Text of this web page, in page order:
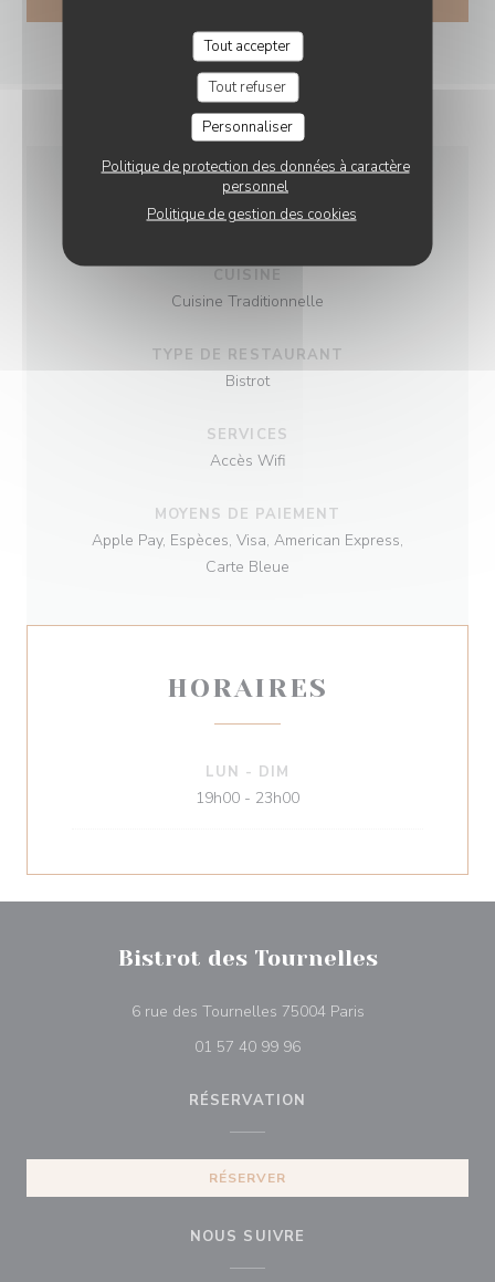
Tout accepter
Tout refuser
Personnaliser
Politique de protection des données à caractère
personnel
Politique de gestion des cookies
INFOS PRATIQUES
CUISINE
Cuisine Traditionnelle
TYPE DE RESTAURANT
Bistrot
SERVICES
Accès Wifi
MOYENS DE PAIEMENT
Apple Pay, Espèces, Visa, American Express,
Carte Bleue
HORAIRES
LUN - DIM
19h00 - 23h00
Bistrot des Tournelles
6 rue des Tournelles 75004 Paris((ouvre une
01 57 40 99 96
RÉSERVATION
RÉSERVER
NOUS SUIVRE